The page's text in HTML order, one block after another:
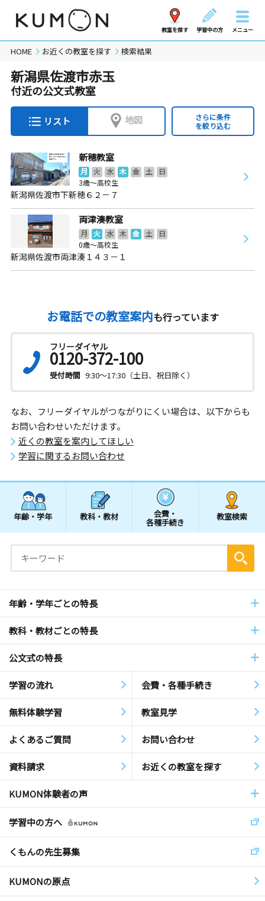
教室を探す 学習中の方 メニュー
HOME お近くの教室を探す 検索結果
新潟県佐渡市赤玉
付近の公文式教室
リスト 地図
さらに条件
を絞り込む
新穂教室
月 火 水 木 金 土
日
3歳～高校生
新潟県佐渡市下新穂６２－７
両津湊教室
月 火 水 木 金 土
日
0歳～高校生
新潟県佐渡市両津湊１４３－１
お電話での教室案内も行っています
フリーダイヤル
0120-372-100
受付時間 9:30～17:30（土日、祝日除く）
なお、フリーダイヤルがつながりにくい場合は、以下からも
お問い合わせいただけます。
近くの教室を案内してほしい
学習に関するお問い合わせ
年齢・学年 教科・教材 会費・
各種手続き
教室検索
年齢・学年ごとの特長
教科・教材ごとの特長
公文式の特長
学習の流れ 会費・各種手続き
無料体験学習 教室見学
よくあるご質問 お問い合わせ
資料請求 お近くの教室を探す
KUMON体験者の声
学習中の方へ
くもんの先生募集
KUMONの原点